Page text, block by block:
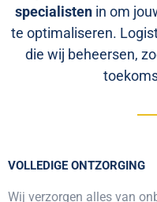
specialisten in om
te optimaliseren.
die wij beheersen,
VOLLEDIGE ONTZORGING
Wij verzorgen alles van